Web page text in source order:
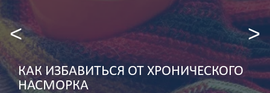
КАК ИЗБАВИТЬСЯ ОТ ХРОНИЧЕСКОГО
НАСМОРКА